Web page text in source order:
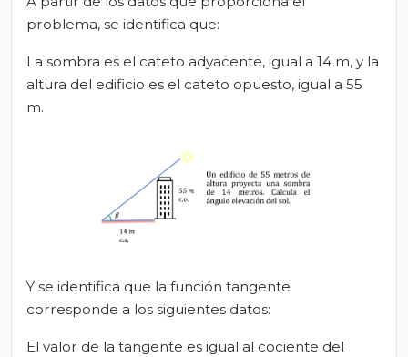
problema, se identifica que:
La sombra es el cateto adyacente, igual a 14 m, y la
altura del edificio es el cateto opuesto, igual a 55
m.
Y se identifica que la función tangente
corresponde a los siguientes datos:
El valor de la tangente es igual al cociente del